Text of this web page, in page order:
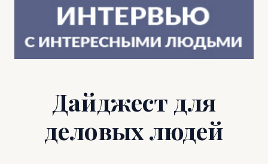
Дайджест для
деловых людей